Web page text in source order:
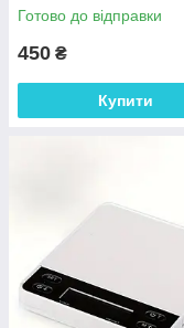
Готово до відправки
450 ₴
Купити